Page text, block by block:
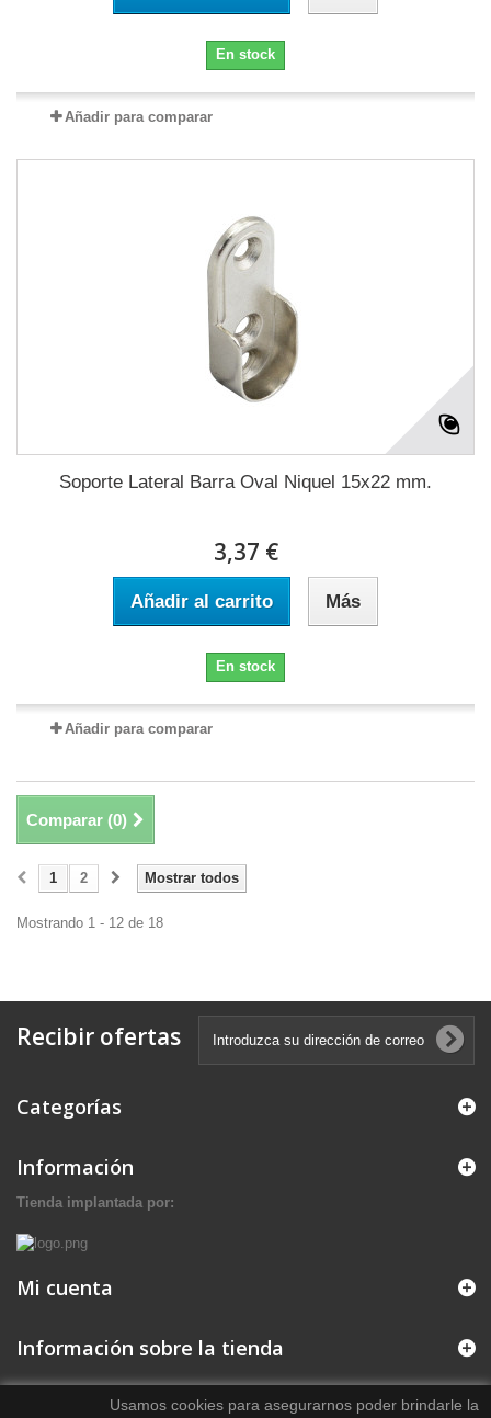
En stock
Añadir para comparar
Soporte Lateral Barra Oval Niquel 15x22 mm.
3,37 €
Añadir al carrito Más
En stock
Añadir para comparar
Comparar (0)
Mostrar todos
1 2
Mostrando 1 - 12 de 18
Recibir ofertas
Categorías
Información
Tienda implantada por:
Mi cuenta
Información sobre la tienda
Usamos cookies para asegurarnos poder brindarle la